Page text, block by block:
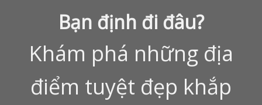
Bạn định đi đâu?
Khám phá những địa
điểm tuyệt đẹp khắp